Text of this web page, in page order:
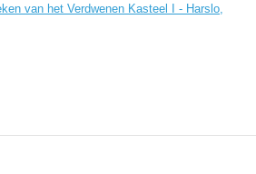
van het Verdwenen Kasteel I - Harslo,